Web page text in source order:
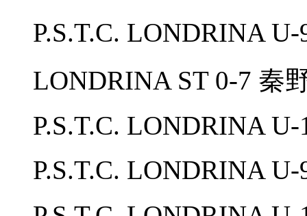
P.S.T.C. LONDRINA
LONDRINA ST 0-7 秦
P.S.T.C.
P.S.T.C. LONDRINA